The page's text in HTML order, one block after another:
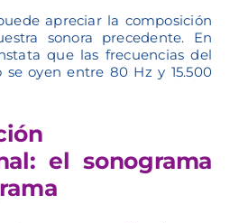
apreciar la composición
sonora precedente. En
que las frecuencias del
se oyen entre 80 Hz y 15.500
el sonograma